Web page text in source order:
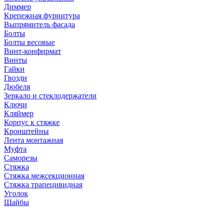
Диммер
Крепежная фурнитура
Выпрямитель фасада
Болты
Болты весовые
Винт-конфирмат
Винты
Гайки
Гвозди
Дюбеля
Зеркало и стеклодержатели
Ключи
Кляймер
Корпус к стяжке
Кронштейны
Лента монтажная
Муфта
Саморезы
Стяжка
Стяжка межсекционная
Стяжка трапецивидная
Уголок
Шайбы